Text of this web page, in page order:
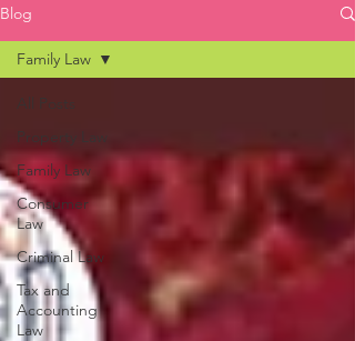
Blog
All Posts
Property Law
Family Law
Consumer
Law
Criminal Law
Tax and
Accounting
Law
Family Law